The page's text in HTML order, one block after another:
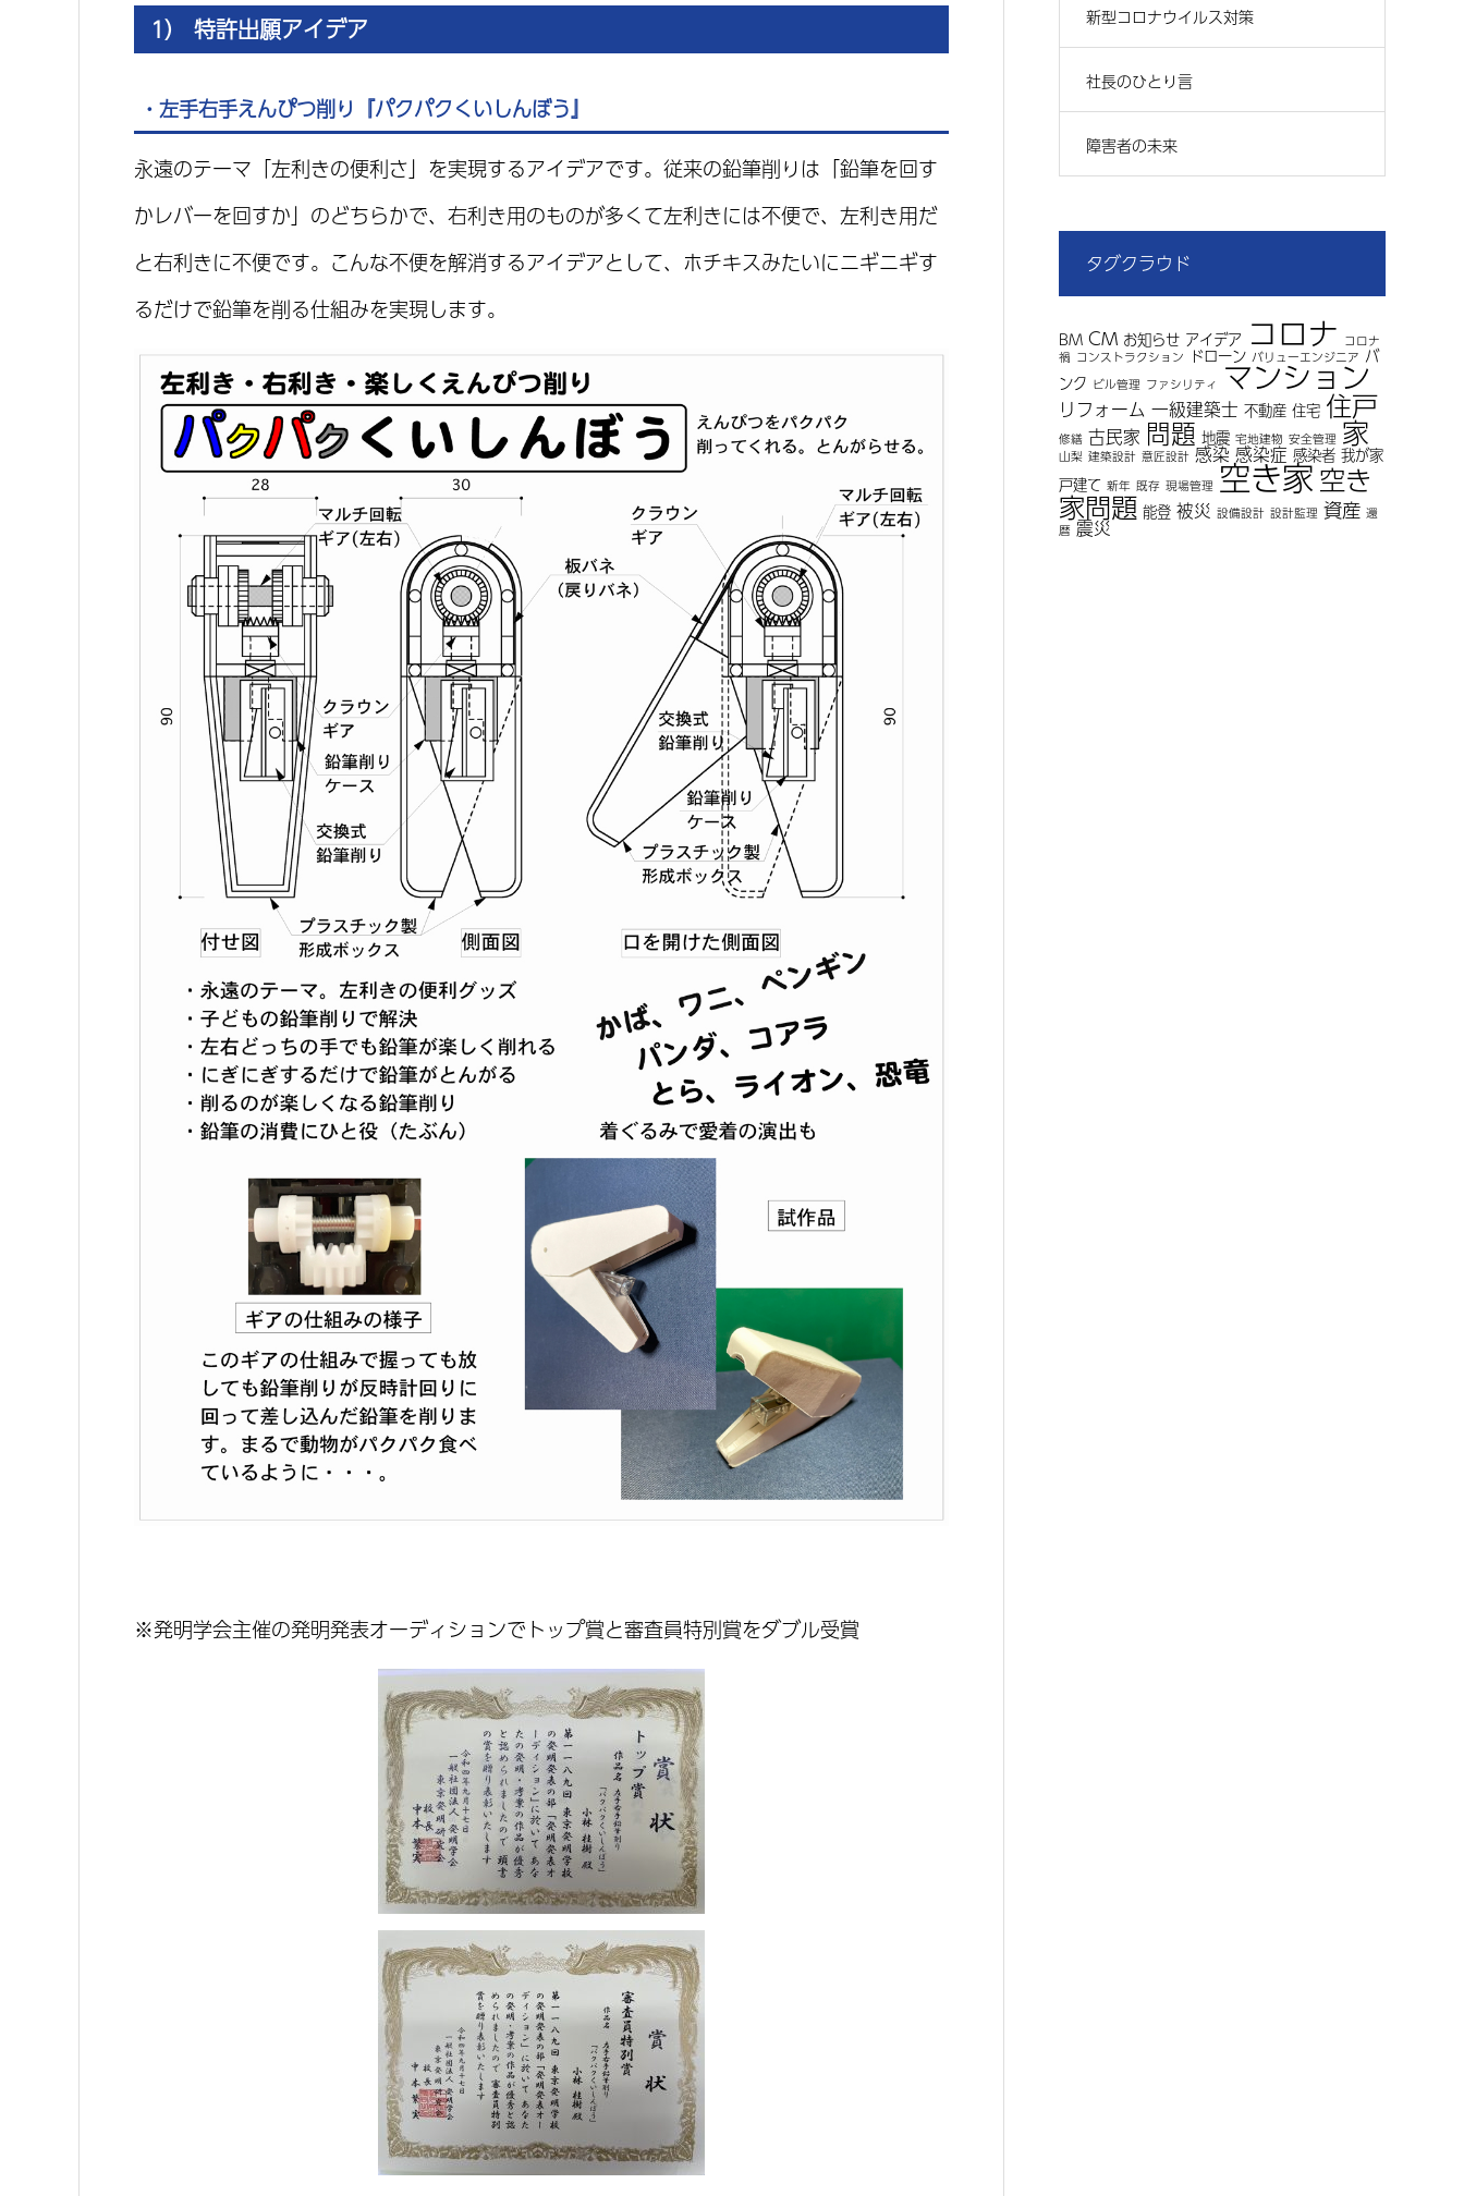
1） 特許出願アイデア
・左手右手えんぴつ削り『パクパクくいしんぼう』
永遠のテーマ「左利きの便利さ」を実現するアイデアです。従来の鉛筆削りは「鉛筆を回す
かレバーを回すか」のどちらかで、右利き用のものが多くて左利きには不便で、左利き用だ
と右利きに不便です。こんな不便を解消するアイデアとして、ホチキスみたいにニギニギす
るだけで鉛筆を削る仕組みを実現します。
※発明学会主催の発明発表オーディションでトップ賞と審査員特別賞をダブル受賞
新型コロナウイルス対策
社長のひとり言
障害者の未来
タグクラウド
BM CM お知らせ アイデア コロナ コロナ
禍 コンストラクション ドローン バリューエンジニア バ
ンク ビル管理 ファシリティ マンション
リフォーム 一級建築士 不動産 住宅 住戸
修繕 古民家 問題 地震 宅地建物 安全管理 家
山梨 建築設計 意匠設計 感染 感染症 感染者 我が家
戸建て 新年 既存 現場管理 空き家空き
家問題 能登 被災 設備設計 設計監理 資産 還
暦 震災